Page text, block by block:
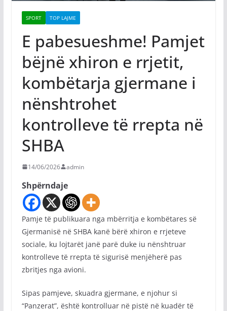
SPORT TOP LAJME
E pabesueshme! Pamjet
bëjnë xhiron e rrjetit,
kombëtarja gjermane i
nënshtrohet
kontrolleve të rrepta në
SHBA
14/06/2026 admin
Shpërndaje
Pamje të publikuara nga mbërritja e kombëtares së
Gjermanisë në SHBA kanë bërë xhiron e rrjeteve
sociale, ku lojtarët janë parë duke iu nënshtruar
kontrolleve të rrepta të sigurisë menjëherë pas
zbritjes nga avioni.
Sipas pamjeve, skuadra gjermane, e njohur si
“Panzerat”, është kontrolluar në pistë në kuadër të